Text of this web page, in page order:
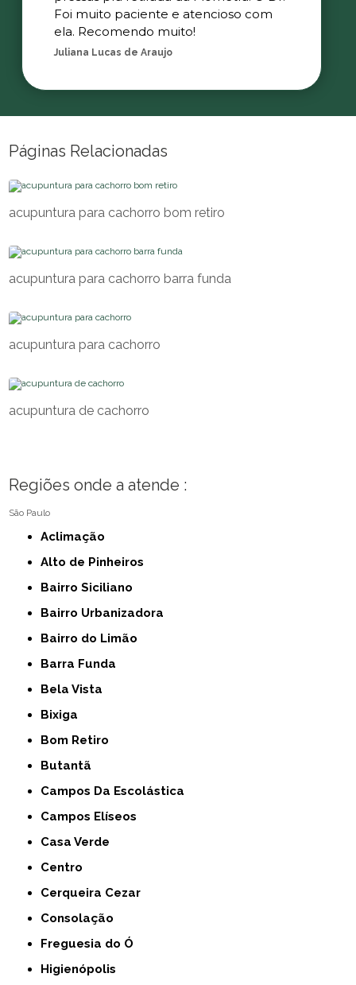
Foi muito paciente e atencioso com
ela. Recomendo muito!
Juliana Lucas de Araujo
Páginas Relacionadas
acupuntura para cachorro bom retiro
acupuntura para cachorro barra funda
acupuntura para cachorro
acupuntura de cachorro
Regiões onde a atende :
São Paulo
Aclimação
Alto de Pinheiros
Bairro Siciliano
Bairro Urbanizadora
Bairro do Limão
Barra Funda
Bela Vista
Bixiga
Bom Retiro
Butantã
Campos Da Escolástica
Campos Elíseos
Casa Verde
Centro
Cerqueira Cezar
Consolação
Freguesia do Ó
Higienópolis